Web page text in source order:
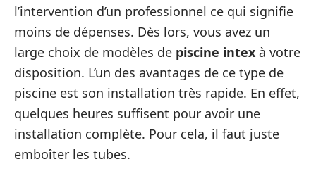
l’intervention d’un professionnel ce qui signifie
moins de dépenses. Dès lors, vous avez un
large choix de modèles de piscine intex à votre
disposition. L’un des avantages de ce type de
piscine est son installation très rapide. En effet,
quelques heures suffisent pour avoir une
installation complète. Pour cela, il faut juste
emboîter les tubes.